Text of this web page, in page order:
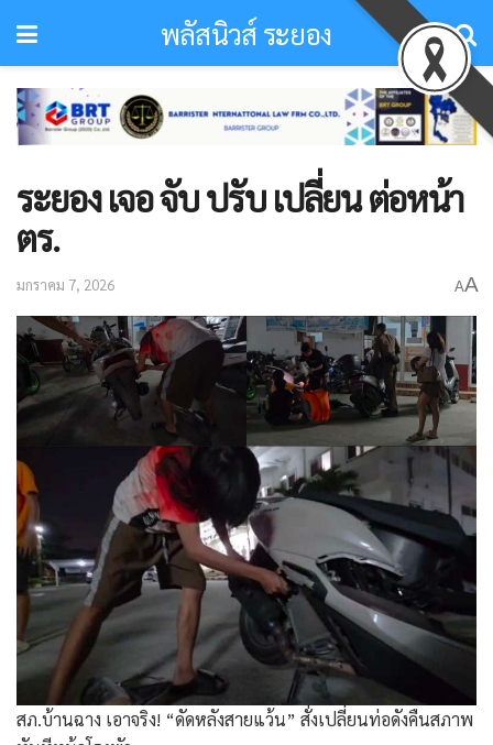
พลัสนิวส์ ระยอง
ระยอง เจอ จับ ปรับ เปลี่ยน ต่อหน้า
ตร.
มกราคม 7, 2026 AA
สภ.บ้านฉาง เอาจริง! “ดัดหลังสายแว้น” สั่งเปลี่ยนท่อดังคืนสภาพ